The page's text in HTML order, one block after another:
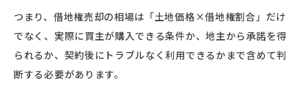
つまり、借地権売却の相場は「土地価格×借地権割合」だけ
でなく、実際に買主が購入できる条件か、地主から承諾を得
られるか、契約後にトラブルなく利用できるかまで含めて判
断する必要があります。